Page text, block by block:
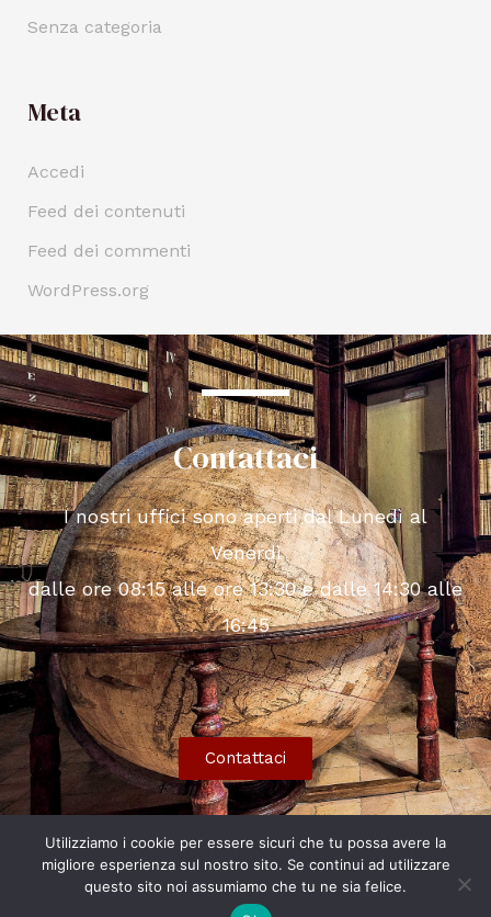
Senza categoria
Meta
Accedi
Feed dei contenuti
Feed dei commenti
WordPress.org
Contattaci
I nostri uffici sono aperti dal Lunedì al
Venerdì
dalle ore 08:15 alle ore 13:30 e dalle 14:30 alle
16:45
Contattaci
Copyright © 2026 Fondazione Cassa di Risparmio di
Fermo
Utilizziamo i cookie per essere sicuri che tu possa avere la
migliore esperienza sul nostro sito. Se continui ad utilizzare
questo sito noi assumiamo che tu ne sia felice.